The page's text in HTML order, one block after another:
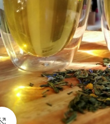
Click para ampliar